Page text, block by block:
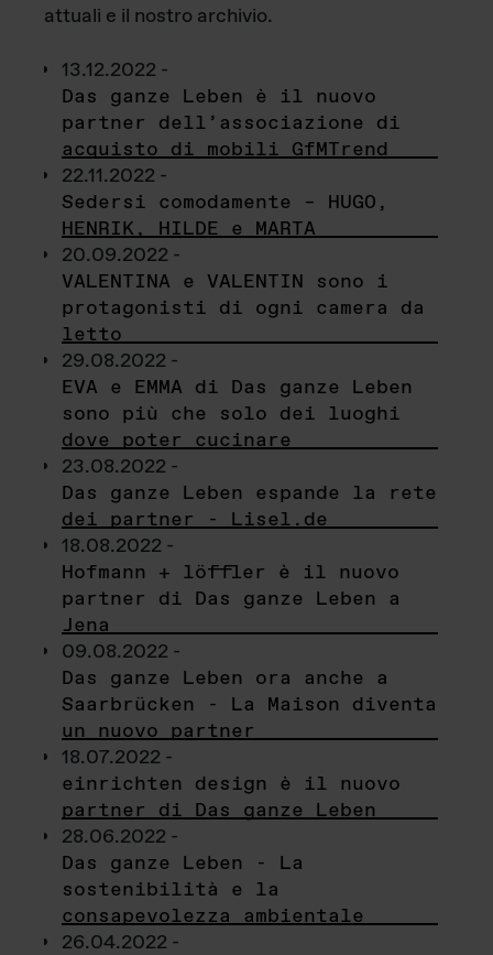
attuali e il nostro archivio.
13.12.2022 -
Das ganze Leben è il nuovo
partner dell’associazione di
acquisto di mobili GfMTrend
22.11.2022 -
Sedersi comodamente – HUGO,
HENRIK, HILDE e MARTA
20.09.2022 -
VALENTINA e VALENTIN sono i
protagonisti di ogni camera da
letto
29.08.2022 -
EVA e EMMA di Das ganze Leben
sono più che solo dei luoghi
dove poter cucinare
23.08.2022 -
Das ganze Leben espande la rete
dei partner - Lisel.de
18.08.2022 -
Hofmann + löffler è il nuovo
partner di Das ganze Leben a
Jena
09.08.2022 -
Das ganze Leben ora anche a
Saarbrücken - La Maison diventa
un nuovo partner
18.07.2022 -
einrichten design è il nuovo
partner di Das ganze Leben
28.06.2022 -
Das ganze Leben - La
sostenibilità e la
consapevolezza ambientale
26.04.2022 -